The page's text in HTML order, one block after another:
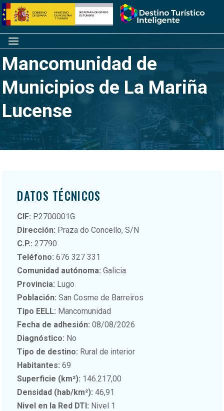
Saltar
al
contenido
Inicio
Menú
Mancomunidad de
Municipios de La Mariña
Lucense
DATOS TÉCNICOS
CIF: P2700001G
Dirección: Praza do Concello, S/N
C.P.: 27790
Teléfono: 676 327 331
Comunidad autónoma: Galicia
Provincia: Lugo
Población: San Cosme de Barreiros
Tipo EELL: Mancomunidad
Fecha de adhesión: 08/08/2026
Diagnóstico: No
Tipo de destino: Rural de interior
Habitantes: 69
Superficie (km²): 146.217,00
Densidad (hab/km²): 46,91
Nivel en la Red DTI: Nivel 1